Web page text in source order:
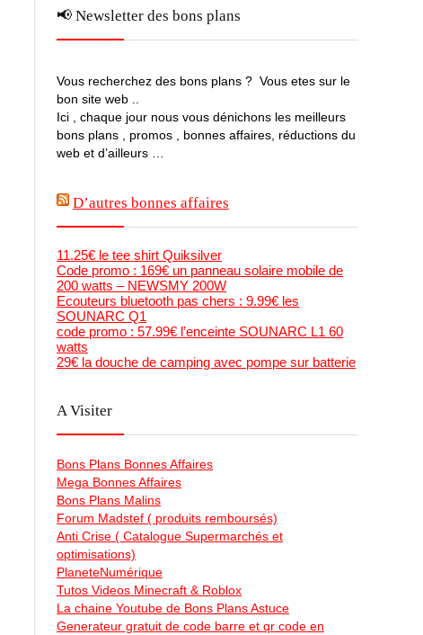
📢 Newsletter des bons plans
Vous recherchez des bons plans ? Vous etes sur le
bon site web ..
Ici , chaque jour nous vous dénichons les meilleurs
bons plans , promos , bonnes affaires, réductions du
web et d’ailleurs …
D’autres bonnes affaires
11.25€ le tee shirt Quiksilver
Code promo : 169€ un panneau solaire mobile de
200 watts – NEWSMY 200W
Ecouteurs bluetooth pas chers : 9.99€ les
SOUNARC Q1
code promo : 57.99€ l’enceinte SOUNARC L1 60
watts
29€ la douche de camping avec pompe sur batterie
A Visiter
Bons Plans Bonnes Affaires
Mega Bonnes Affaires
Bons Plans Malins
Forum Madstef ( produits remboursés)
Anti Crise ( Catalogue Supermarchés et
optimisations)
PlaneteNumérique
Tutos Videos Minecraft & Roblox
La chaine Youtube de Bons Plans Astuce
Generateur gratuit de code barre et qr code en